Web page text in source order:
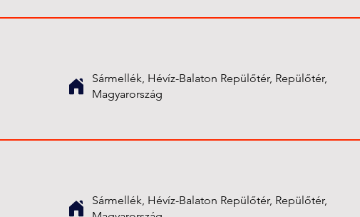
Sármellék, Hévíz-Balaton Repülőtér, Repülőtér,
Magyarország
Sármellék, Hévíz-Balaton Repülőtér, Repülőtér,